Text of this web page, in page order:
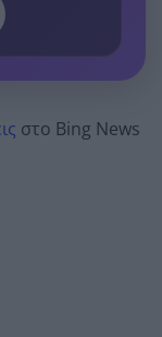
στο Bing News